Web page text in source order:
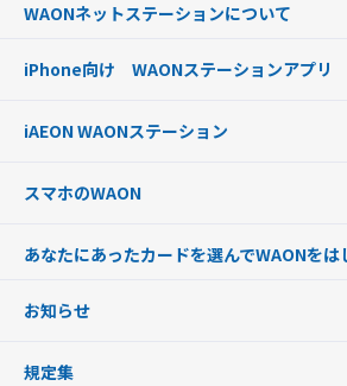
銀行口座・ATMからチャージする
オートチャージ
ポイントからチャージする
チャージ上限金額の変更について
WAON POINTサービス会員登録に伴う個人デー
WAONネットステーションについて
WAONネットステーションWAON端末について
iPhone向け WAONステーションアプリ
iAEON WAONステーション
スマホのWAON
あなたにあったカードを選んでWAONをは
フードバンク応援WAON
ご当地WAON
お知らせ
規定集